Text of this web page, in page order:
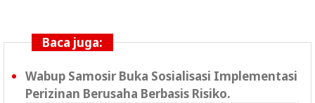
Baca juga:
Wabup Samosir Buka Sosialisasi Implementasi
Perizinan Berusaha Berbasis Risiko.